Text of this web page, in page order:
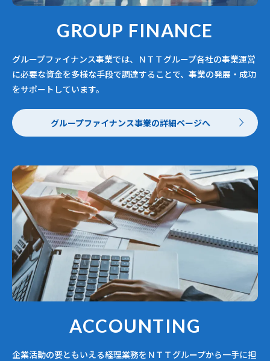
GROUP FINANCE
グループファイナンス事業では、ＮＴＴグループ各社の事業運営
に必要な資金を多様な手段で調達することで、事業の発展・成功
をサポートしています。
グループファイナンス事業の詳細ページへ
ACCOUNTING
企業活動の要ともいえる経理業務をＮＴＴグループから一手に担